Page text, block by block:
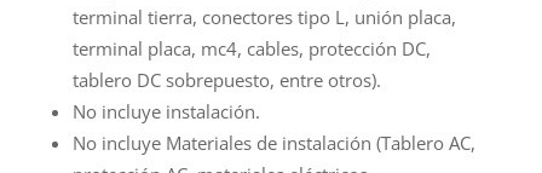
terminal tierra, conectores tipo L, unión placa,
terminal placa, mc4, cables, protección DC,
tablero DC sobrepuesto, entre otros).
No incluye instalación.
No incluye Materiales de instalación (Tablero AC,